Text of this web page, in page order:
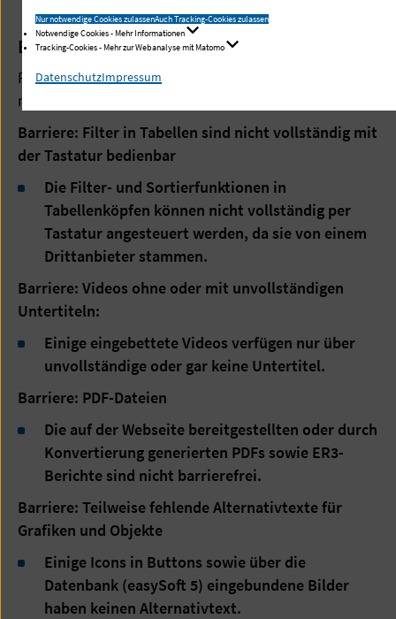
B-3.1 Nicht barrierefreie Inhalte
Folgende Inhalte oder Funktionen können aktuell
nicht vollständig barrierefrei bereitgestellt werden:
Barriere: Filter in Tabellen sind nicht vollständig mit
der Tastatur bedienbar
Die Filter- und Sortierfunktionen in
Tabellenköpfen können nicht vollständig per
Tastatur angesteuert werden, da sie von einem
Drittanbieter stammen.
Barriere: Videos ohne oder mit unvollständigen
Untertiteln:
Einige eingebettete Videos verfügen nur über
unvollständige oder gar keine Untertitel.
Barriere: PDF-Dateien
Die auf der Webseite bereitgestellten oder durch
Konvertierung generierten PDFs sowie ER3-
Berichte sind nicht barrierefrei.
Barriere: Teilweise fehlende Alternativtexte für
Grafiken und Objekte
Einige Icons in Buttons sowie über die
Datenbank (easySoft 5) eingebundene Bilder
haben keinen Alternativtext.
Nur notwendige Cookies zulassenAuch Tracking-Cookies zulassen
Notwendige Cookies - Mehr Informationen
Tracking-Cookies - Mehr zur Webanalyse mit Matomo
DatenschutzImpressum